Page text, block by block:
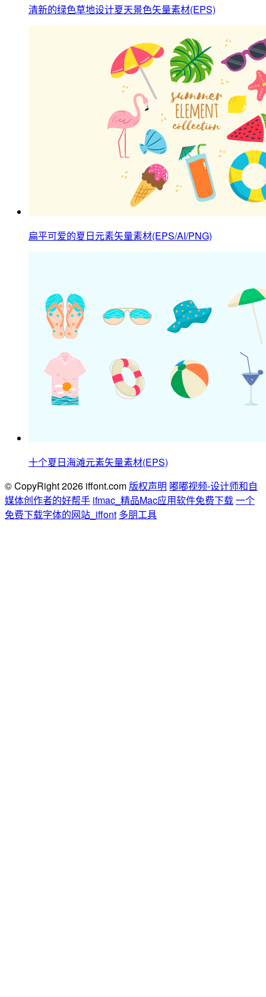
清新的绿色草地设计夏天景色矢量素材(EPS)
扁平可爱的夏日元素矢量素材(EPS/AI/PNG)
十个夏日海滩元素矢量素材(EPS)
© CopyRight 2026 iffont.com 版权声明 嘟嘟视频-设计师和自
媒体创作者的好帮手 ifmac_精品Mac应用软件免费下载一个
免费下载字体的网站_iffont 多朋工具